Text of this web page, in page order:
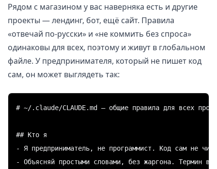
Рядом с магазином у вас наверняка есть и другие
проекты — лендинг, бот, ещё сайт. Правила
«отвечай по-русски» и «не коммить без спроса»
одинаковы для всех, поэтому и живут в глобальном
файле. У предпринимателя, который не пишет код
сам, он может выглядеть так:
# ~/.claude/CLAUDE.md — общие правила для всех
## Кто я
- Я предприниматель, не программист. Код сам не
- Объясняй простыми словами, без жаргона. Термин